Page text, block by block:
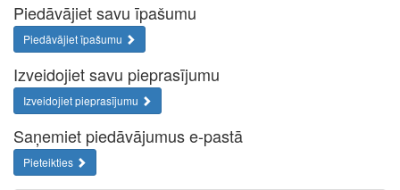
Piedāvājiet savu īpašumu
Piedāvājiet īpašumu
Izveidojiet savu pieprasījumu
Izveidojiet pieprasījumu
Saņemiet piedāvājumus e-pastā
Pieteikties